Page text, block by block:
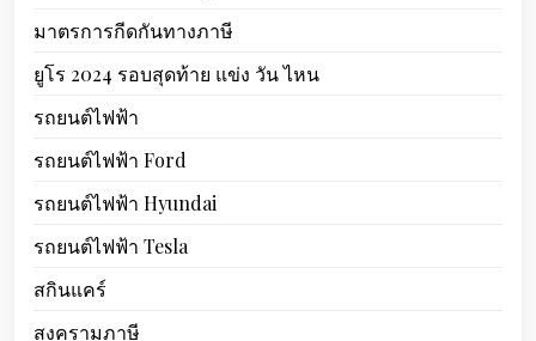
มาตรการกีดกันทางภาษี
ยูโร 2024 รอบสุดท้าย แข่ง วัน ไหน
รถยนต์ไฟฟ้า
รถยนต์ไฟฟ้า Ford
รถยนต์ไฟฟ้า Hyundai
รถยนต์ไฟฟ้า Tesla
สกินแคร์
สงครามภาษี